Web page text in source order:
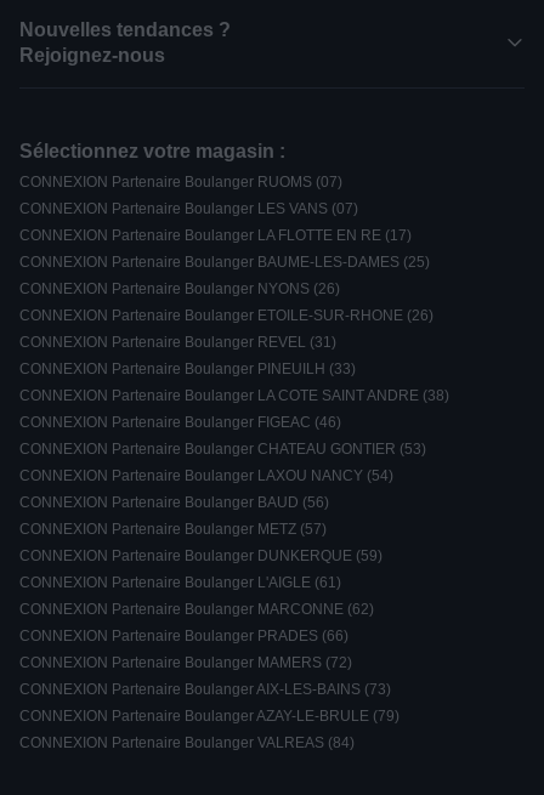
Nouvelles tendances ?
Rejoignez-nous
Sélectionnez votre magasin :
CONNEXION Partenaire Boulanger RUOMS (07)
CONNEXION Partenaire Boulanger LES VANS (07)
CONNEXION Partenaire Boulanger LA FLOTTE EN RE (17)
CONNEXION Partenaire Boulanger BAUME-LES-DAMES (25)
CONNEXION Partenaire Boulanger NYONS (26)
CONNEXION Partenaire Boulanger ETOILE-SUR-RHONE (26)
CONNEXION Partenaire Boulanger REVEL (31)
CONNEXION Partenaire Boulanger PINEUILH (33)
CONNEXION Partenaire Boulanger LA COTE SAINT ANDRE (38)
CONNEXION Partenaire Boulanger FIGEAC (46)
CONNEXION Partenaire Boulanger CHATEAU GONTIER (53)
CONNEXION Partenaire Boulanger LAXOU NANCY (54)
CONNEXION Partenaire Boulanger BAUD (56)
CONNEXION Partenaire Boulanger METZ (57)
CONNEXION Partenaire Boulanger DUNKERQUE (59)
CONNEXION Partenaire Boulanger L'AIGLE (61)
CONNEXION Partenaire Boulanger MARCONNE (62)
CONNEXION Partenaire Boulanger PRADES (66)
CONNEXION Partenaire Boulanger MAMERS (72)
CONNEXION Partenaire Boulanger AIX-LES-BAINS (73)
CONNEXION Partenaire Boulanger AZAY-LE-BRULE (79)
CONNEXION Partenaire Boulanger VALREAS (84)